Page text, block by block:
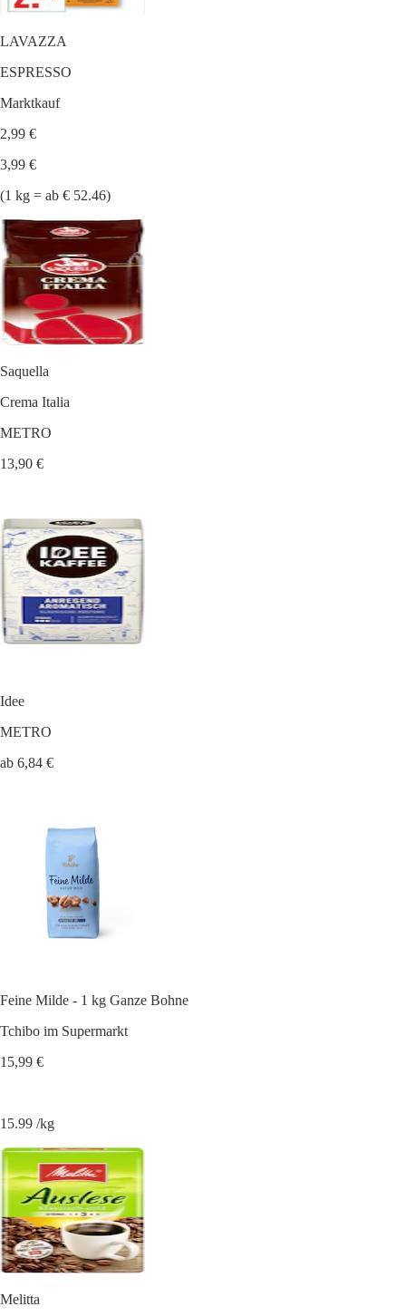
LAVAZZA
ESPRESSO
Marktkauf
2,99 €
3,99 €
(1 kg = ab € 52.46)
Saquella
Crema Italia
METRO
13,90 €
Idee
METRO
ab 6,84 €
Feine Milde - 1 kg Ganze Bohne
Tchibo im Supermarkt
15,99 €
15.99 /kg
Melitta